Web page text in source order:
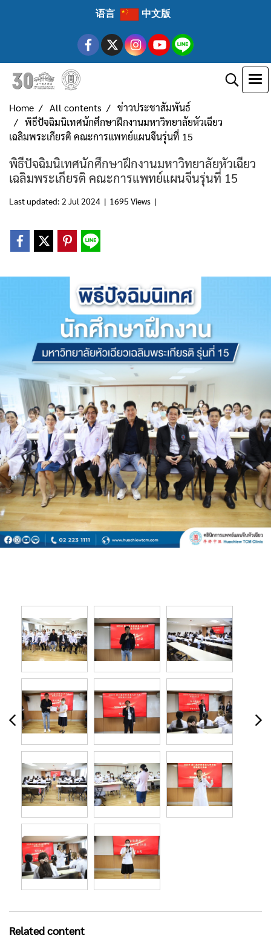
语言 中文版
Home All contents
ข่าวประชาสัมพันธ์
พิธีปัจฉิมนิเทศนักศึกษาฝึกงานมหาวิทยาลัยหัวเฉียว
เฉลิมพระเกียรติ คณะการแพทย์แผนจีนรุ่นที่ 15
พิธีปัจฉิมนิเทศนักศึกษาฝึกงานมหาวิทยาลัยหัวเฉียว
เฉลิมพระเกียรติ คณะการแพทย์แผนจีนรุ่นที่ 15
Last updated: 2 Jul 2024 | 1695 Views |
Related content